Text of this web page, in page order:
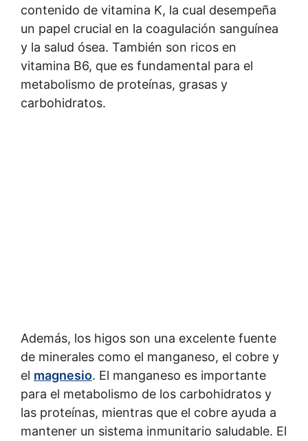
contenido de vitamina K, la cual desempeña
un papel crucial en la coagulación sanguínea
y la salud ósea. También son ricos en
vitamina B6, que es fundamental para el
metabolismo de proteínas, grasas y
carbohidratos.
Además, los higos son una excelente fuente
de minerales como el manganeso, el cobre y
el magnesio. El manganeso es importante
para el metabolismo de los carbohidratos y
las proteínas, mientras que el cobre ayuda a
mantener un sistema inmunitario saludable. El